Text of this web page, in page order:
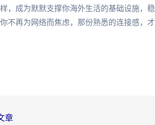
，成为默默支撑你海外生活的基础设施，
不再为网络而焦虑，那份熟悉的连接感，
章